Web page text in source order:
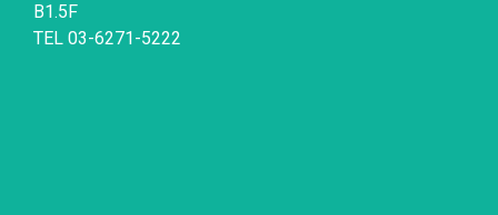
B1.5F
TEL 03-6271-5222